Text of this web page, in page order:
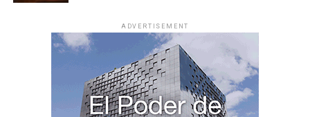
ADVERTISEMENT